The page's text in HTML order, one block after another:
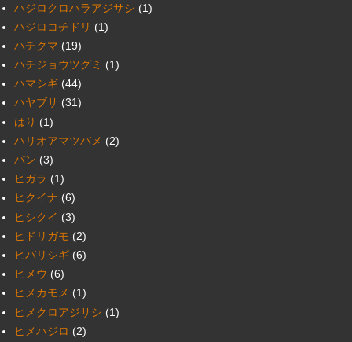
ハジロクロハラアジサシ (1)
ハジロコチドリ (1)
ハチクマ (19)
ハチジョウツグミ (1)
ハマシギ (44)
ハヤブサ (31)
はり (1)
ハリオアマツバメ (2)
バン (3)
ヒガラ (1)
ヒクイナ (6)
ヒシクイ (3)
ヒドリガモ (2)
ヒバリシギ (6)
ヒメウ (6)
ヒメカモメ (1)
ヒメクロアジサシ (1)
ヒメハジロ (2)